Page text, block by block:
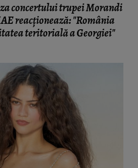
concertului trupei Morandi
reacționează: "România
teritorială a Georgiei"